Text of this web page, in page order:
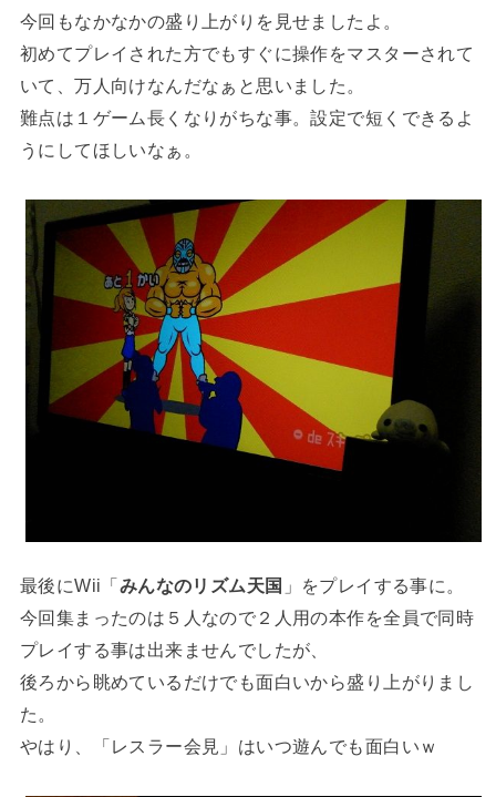
今回もなかなかの盛り上がりを見せましたよ。
初めてプレイされた方でもすぐに操作をマスターされて
いて、万人向けなんだなぁと思いました。
難点は１ゲーム長くなりがちな事。設定で短くできるよ
うにしてほしいなぁ。
最後にWii「みんなのリズム天国 」をプレイする事に。
今回集まったのは５人なので２人用の本作を全員で同時
プレイする事は出来ませんでしたが、
後ろから眺めているだけでも面白いから盛り上がりまし
た。
やはり、「レスラー会見」はいつ遊んでも面白いｗ